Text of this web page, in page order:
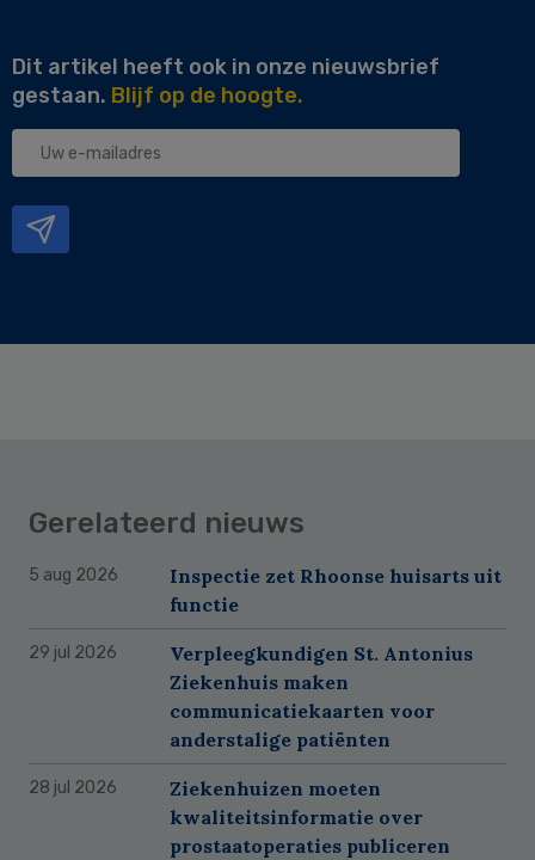
Dit artikel heeft ook in onze nieuwsbrief
gestaan. Blijf op de hoogte.
Uw
Gerelateerd nieuws
5 aug 2026
Inspectie zet Rhoonse huisarts uit
functie
29 jul 2026
Verpleegkundigen St. Antonius
Ziekenhuis maken
communicatiekaarten voor
anderstalige patiënten
28 jul 2026
Ziekenhuizen moeten
kwaliteitsinformatie over
prostaatoperaties publiceren